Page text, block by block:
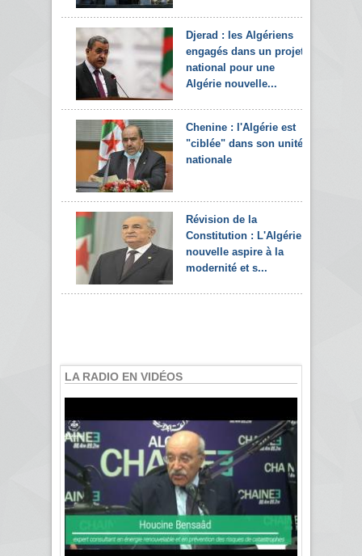
Djerad : les Algériens
engagés dans un projet
national pour une
Algérie nouvelle...
Chenine : l'Algérie est
"ciblée" dans son unité
nationale
Révision de la
Constitution : L'Algérie
nouvelle aspire à la
modernité et s...
LA RADIO EN VIDÉOS